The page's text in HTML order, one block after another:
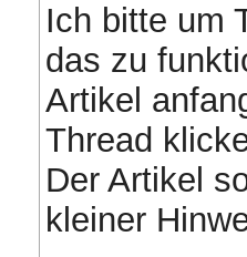
Ich bitte um
das zu
Artikel
Thread
Der Artikel
kleiner